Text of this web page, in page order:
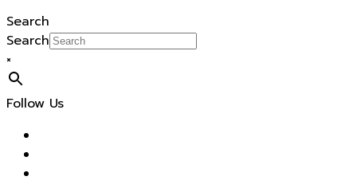
Search
Search
×
Follow Us